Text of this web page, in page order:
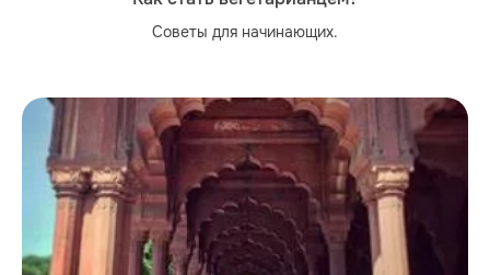
Советы для начинающих.